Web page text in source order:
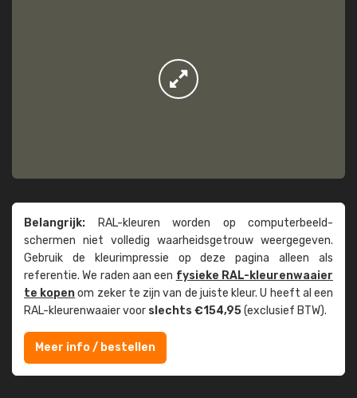
Belangrijk: RAL-kleuren worden op computer­beeld­
schermen niet volledig waarheids­­getrouw weer­gegeven.
Gebruik de kleur­impressie op deze pagina alleen als
referentie. We raden aan een fysieke RAL-kleuren­waaier
te kopenom zeker te zijn van de juiste kleur. U heeft al een
RAL-kleuren­waaier voor slechts €154,95(exclusief BTW).
Meer info / bestellen